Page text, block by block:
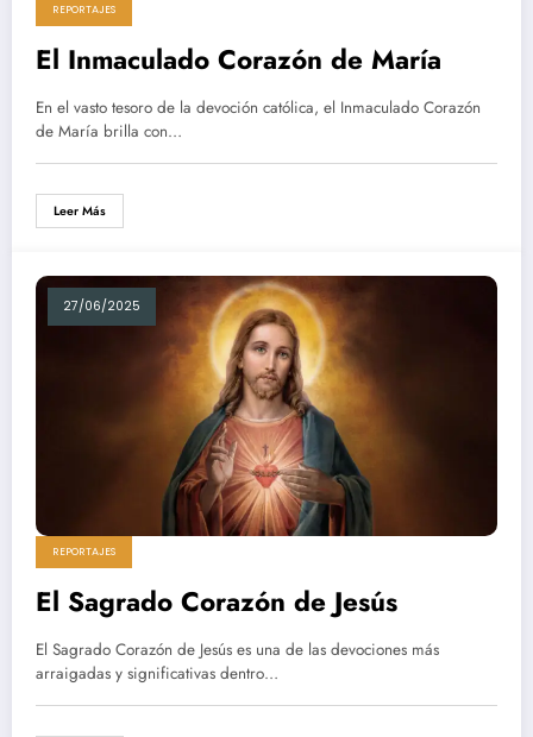
REPORTAJES
El Inmaculado Corazón de María
En el vasto tesoro de la devoción católica, el Inmaculado Corazón
de María brilla con…
Leer Más
27/06/2025
REPORTAJES
El Sagrado Corazón de Jesús
El Sagrado Corazón de Jesús es una de las devociones más
arraigadas y significativas dentro…